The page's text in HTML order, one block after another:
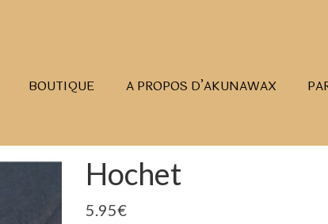
BOUTIQUE A PROPOS D’AKUNAWAX
Hochet
5.95€